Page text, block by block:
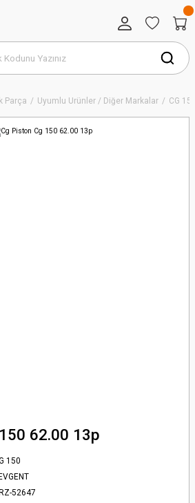
Parça Uyumlu Ürünler / Diğer Markalar CG
62.00 13p
150
52647